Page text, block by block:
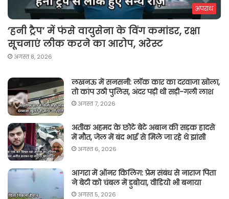
अपराध
‘हनी ट्रैप’ में फंसे वायुसेना के विंग कमांडर, रक्षा
सूचनाएं लीक करने का आरोप, अरेस्ट
अगस्त 8, 2026
लखनऊ में सनसनी: लॉक कार का दरवाजा खोला,
तो कांप उठी पुलिस, अंदर पड़ी थी सड़ी-गली लाश
अगस्त 7, 2026
अतीक अहमद के छोटे बेटे अबान की सड़क हादसे
में मौत, जेल में बंद भाई से मिले जा रहे थे झांसी
अगस्त 6, 2026
आगरा में ऑनर किलिग़: प्रेम संबंध से नाराज पिता
ने बेटी को चंबल में डुबोया, वीडियो भी बनाया
अगस्त 5, 2026